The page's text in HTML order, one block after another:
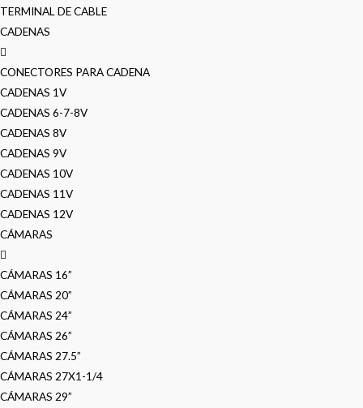
TERMINAL DE CABLE
CADENAS
CONECTORES PARA CADENA
CADENAS 1V
CADENAS 6-7-8V
CADENAS 8V
CADENAS 9V
CADENAS 10V
CADENAS 11V
CADENAS 12V
CÁMARAS
CÁMARAS 16”
CÁMARAS 20”
CÁMARAS 24”
CÁMARAS 26”
CÁMARAS 27.5”
CÁMARAS 27X1-1/4
CÁMARAS 29”